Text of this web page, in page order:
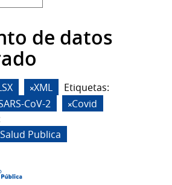
de datos
XML
Etiquetas:
CoV-2
Covid
Publica